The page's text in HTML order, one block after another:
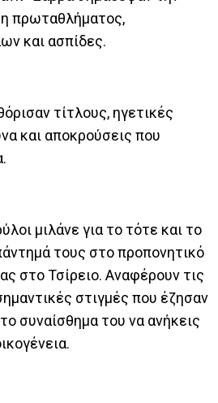
πρωταθλήματος,
και ασπίδες.
τίτλους, ηγετικές
και αποκρούσεις που
μιλάνε για το τότε και το
τους στο προπονητικό
στο Τσίρειο. Αναφέρουν τις
στιγμές που έζησαν
συναίσθημα του να ανήκεις